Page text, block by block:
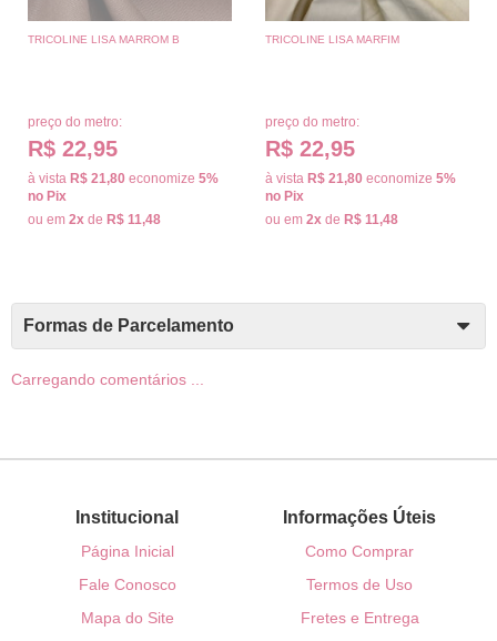
TRICOLINE LISA MARROM B
preço do metro:
R$ 22,95
à vista R$ 21,80 economize 5%
no Pix
ou em 2x de R$ 11,48
TRICOLINE LISA MARFIM
preço do metro:
R$ 22,95
à vista R$ 21,80 economize 5%
no Pix
ou em 2x de R$ 11,48
Formas de Parcelamento
Carregando comentários ...
Institucional
Página Inicial
Fale Conosco
Mapa do Site
Informações Úteis
Como Comprar
Termos de Uso
Fretes e Entrega